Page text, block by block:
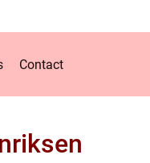
Contact